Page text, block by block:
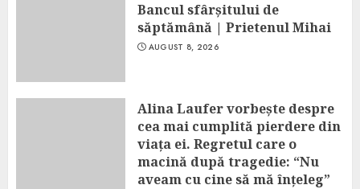
Bancul sfârșitului de
săptămână | Prietenul Mihai
AUGUST 8, 2026
Alina Laufer vorbește despre
cea mai cumplită pierdere din
viața ei. Regretul care o
macină după tragedie: “Nu
aveam cu cine să mă înțeleg”